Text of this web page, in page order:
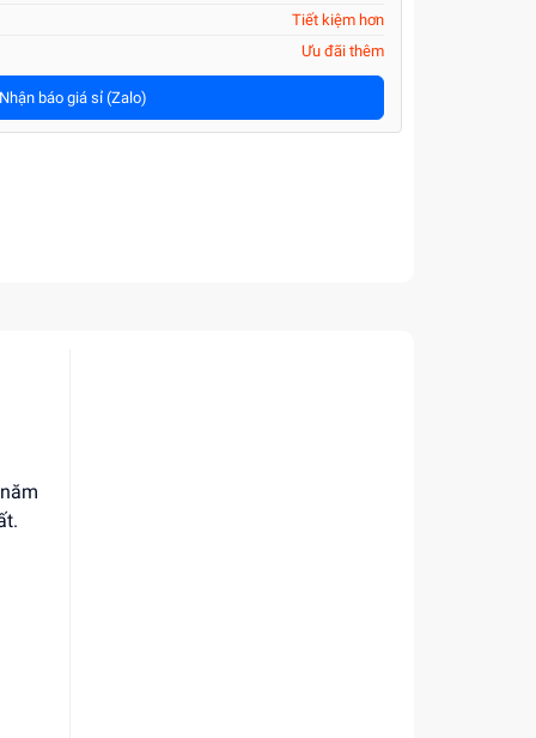
Tiết kiệm hơn
Ưu đãi thêm
Nhận báo giá sỉ (Zalo)